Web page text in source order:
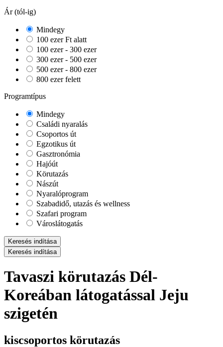
Ár (tól-ig)
Mindegy
100 ezer Ft alatt
100 ezer - 300 ezer
300 ezer - 500 ezer
500 ezer - 800 ezer
800 ezer felett
Programtípus
Mindegy
Családi nyaralás
Csoportos út
Egzotikus út
Gasztronómia
Hajóút
Körutazás
Nászút
Nyaralóprogram
Szabadidő, utazás és wellness
Szafari program
Városlátogatás
Keresés indítása
Keresés indítása
Tavaszi körutazás Dél-
Koreában látogatással Jeju
szigetén
kiscsoportos körutazás